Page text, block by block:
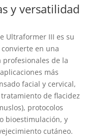
y versatilidad
Ultraformer III es su
en una
de la
más
facial y cervical,
de flacidez
protocolos
bioestimulación, y
cutáneo.